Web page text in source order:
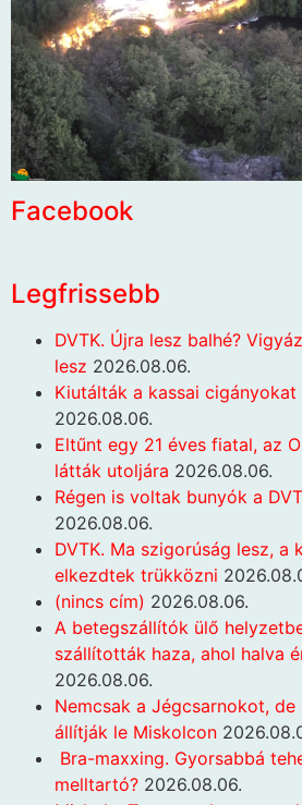
Facebook
Legfrissebb
DVTK. Újra lesz balhé?
lesz 2026.08.06.
Kiutálták a kassai cigányokat
2026.08.06.
Eltűnt egy 21 éves fiatal, az
látták utoljára 2026.08.06.
Régen is voltak bunyók a
2026.08.06.
DVTK. Ma szigorúság lesz, a
elkezdtek trükközni
(nincs cím) 2026.08.06.
A betegszállítók ülő
szállították haza, ahol halva
2026.08.06.
Nemcsak a Jégcsarnokot,
állítják le Miskolcon
Bra-maxxing. Gyorsabbá
melltartó? 2026.08.06.